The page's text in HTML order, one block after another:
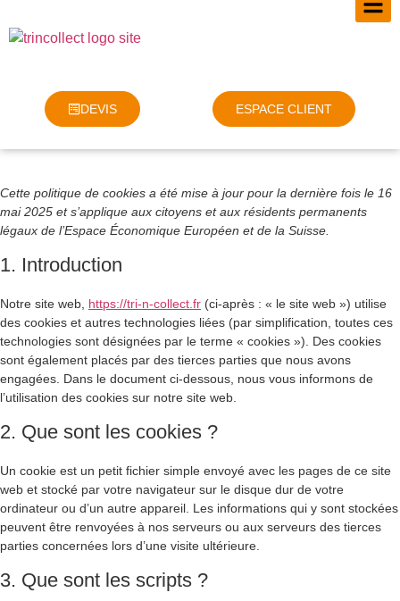
DEVIS ESPACE CLIENT
Cette politique de cookies a été mise à jour pour la dernière fois le 16
mai 2025 et s’applique aux citoyens et aux résidents permanents
légaux de l’Espace Économique Européen et de la Suisse.
1. Introduction
Notre site web, https://tri-n-collect.fr (ci-après : « le site web ») utilise
des cookies et autres technologies liées (par simplification, toutes ces
technologies sont désignées par le terme « cookies »). Des cookies
sont également placés par des tierces parties que nous avons
engagées. Dans le document ci-dessous, nous vous informons de
l’utilisation des cookies sur notre site web.
2. Que sont les cookies ?
Un cookie est un petit fichier simple envoyé avec les pages de ce site
web et stocké par votre navigateur sur le disque dur de votre
ordinateur ou d’un autre appareil. Les informations qui y sont stockées
peuvent être renvoyées à nos serveurs ou aux serveurs des tierces
parties concernées lors d’une visite ultérieure.
3. Que sont les scripts ?